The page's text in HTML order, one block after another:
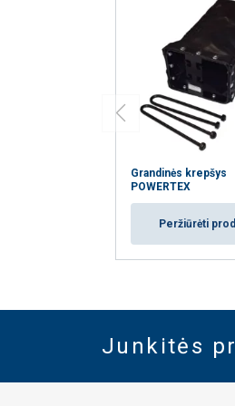
Grandinės krepšys
POWERTEX
Peržiūrėti
Junkitės